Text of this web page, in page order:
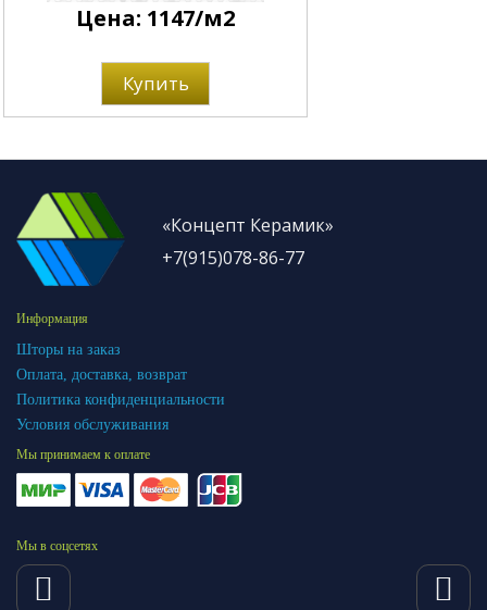
Цена: 1147/м2
Купить
«Концепт Керамик»
+7(915)078-86-77
Информация
Шторы на заказ
Оплата, доставка, возврат
Политика конфиденциальности
Условия обслуживания
Мы принимаем к оплате
Мы в соцсетях